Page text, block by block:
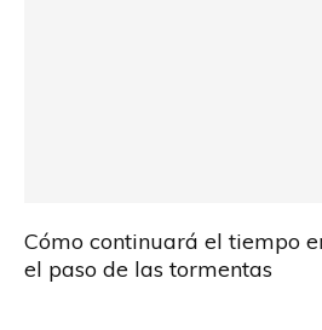
Cómo continuará el tiempo
el paso de las tormentas